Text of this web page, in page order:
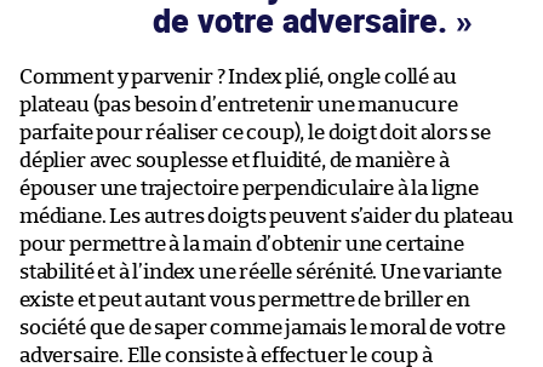
de votre adversaire.
Comment y parvenir ? Index plié, ongle collé au
plateau (pas besoin d’entretenir une manucure
parfaite pour réaliser ce coup), le doigt doit alors se
déplier avec souplesse et fluidité, de manière à
épouser une trajectoire perpendiculaire à la ligne
médiane. Les autres doigts peuvent s’aider du plateau
pour permettre à la main d’obtenir une certaine
stabilité et à l’index une réelle sérénité. Une variante
existe et peut autant vous permettre de briller en
société que de saper comme jamais le moral de votre
adversaire. Elle consiste à effectuer le coup à